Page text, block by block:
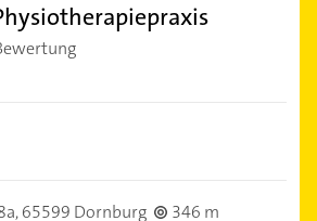
65599 Dornburg
346 m